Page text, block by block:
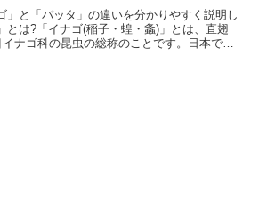
」と「バッタ」の違いを分かりやすく説明し
とは?「イナゴ(稲子・蝗・螽)」とは、直翅
ナゴ科の昆虫の総称のことです。日本では